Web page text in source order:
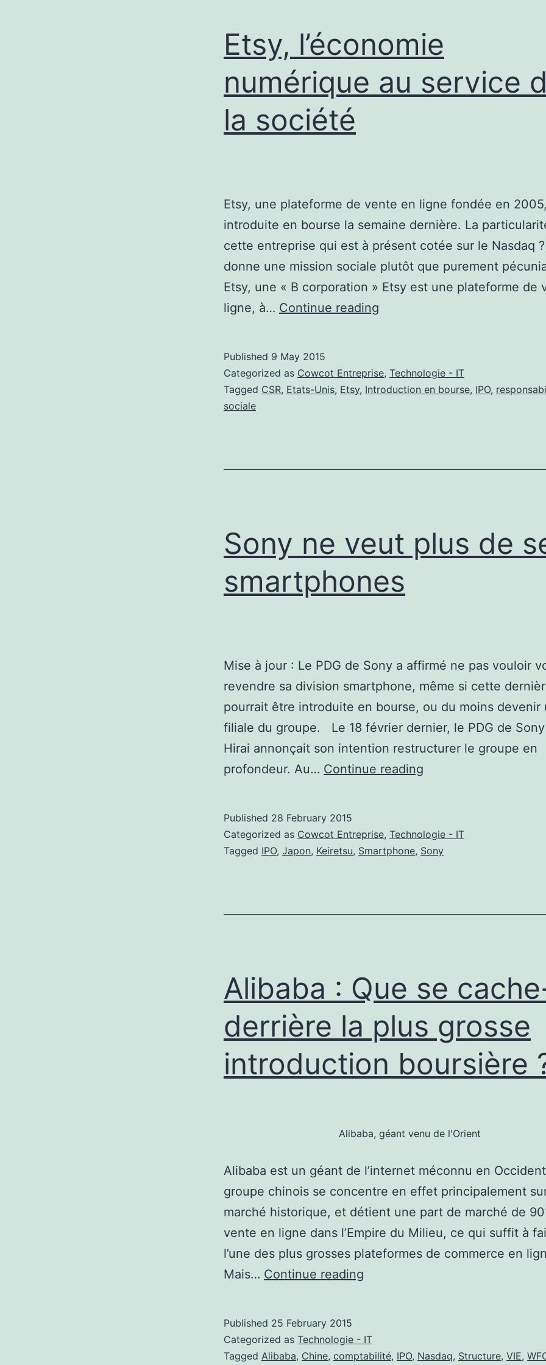
Etsy, l’économie
numérique au service
la société
Etsy, une plateforme de vente en ligne fondée en
introduite en bourse la semaine dernière. La
cette entreprise qui est à présent cotée sur le Nasdaq
donne une mission sociale plutôt que purement
Etsy, une « B corporation » Etsy est une plateforme de
ligne, à… Continue reading
au
service
Published 9 May 2015
Categorized as Cowcot Entreprise, Technologie - IT
Tagged CSR, Etats-Unis, Etsy, Introduction en bourse, IPO,
sociale
Sony ne veut plus de
smartphones
Mise à jour : Le PDG de Sony a affirmé ne pas vouloir
revendre sa division smartphone, même si cette
pourrait être introduite en bourse, ou du moins devenir
filiale du groupe. Le 18 février dernier, le PDG de
Hirai annonçait son intention restructurer le groupe en
profondeur. Au… Continue reading
plus
de
Published 28 February 2015
Categorized as Cowcot Entreprise, Technologie - IT
Tagged IPO, Japon, Keiretsu, Smartphone, Sony
Alibaba : Que se
derrière la plus grosse
introduction boursière
Alibaba, géant venu de l'Orient
Alibaba est un géant de l’internet méconnu en
groupe chinois se concentre en effet principalement
marché historique, et détient une part de marché de
vente en ligne dans l’Empire du Milieu, ce qui suffit à
l’une des plus grosses plateformes de commerce en
Mais… Continue reading
cache-
t-
Published 25 February 2015
Categorized as Technologie - IT
Tagged Alibaba, Chine, comptabilité, IPO, Nasdaq, Structure, VIE,